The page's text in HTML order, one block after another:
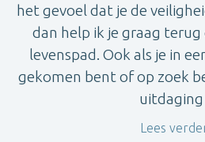
het gevoel dat je de
dan help ik je graag
levenspad. Ook als je in
gekomen bent of op zoek
uitdaging
Lees